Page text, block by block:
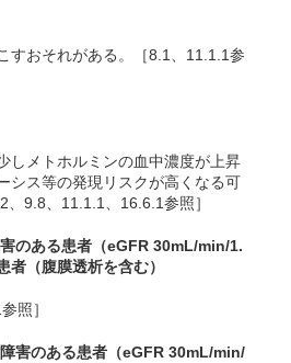
すおそれがある。［8.1、11.1.1参
しメトホルミンの血中濃度が上昇
シス等の発現リスクが高くなる可
9.8、11.1.1、16.6.1参照］
のある患者（eGFR 30mL/min/1.
者（腹膜透析を含む）
照］
害のある患者（eGFR 30mL/min/